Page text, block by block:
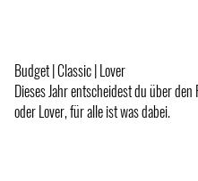
Budget | Classic | Lover
Dieses Jahr entscheidest du über
oder Lover, für alle ist was dabei.